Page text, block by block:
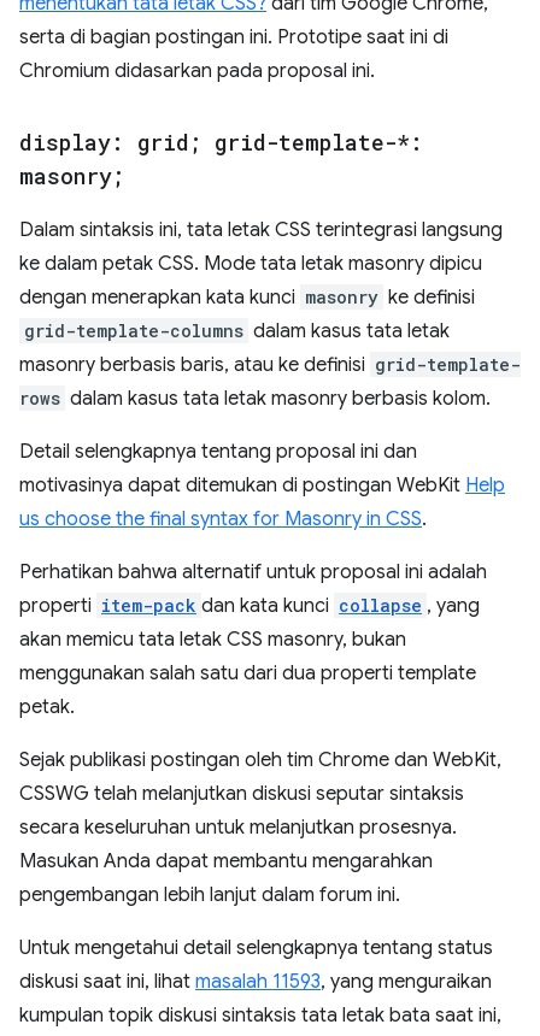
serta di bagian postingan ini. Prototipe saat ini di
Chromium didasarkan pada proposal ini.
display: grid; grid-template-*:
masonry;
Dalam sintaksis ini, tata letak CSS terintegrasi langsung
ke dalam petak CSS. Mode tata letak masonry dipicu
dengan menerapkan kata kunci masonry ke definisi
grid-template-columns dalam kasus tata letak
masonry berbasis baris, atau ke definisi grid-template-
rows dalam kasus tata letak masonry berbasis kolom.
Detail selengkapnya tentang proposal ini dan
motivasinya dapat ditemukan di postingan WebKit Help
us choose the final syntax for Masonry in CSS.
Perhatikan bahwa alternatif untuk proposal ini adalah
properti item-pack dan kata kunci collapse , yang
akan memicu tata letak CSS masonry, bukan
menggunakan salah satu dari dua properti template
petak.
Sejak publikasi postingan oleh tim Chrome dan WebKit,
CSSWG telah melanjutkan diskusi seputar sintaksis
secara keseluruhan untuk melanjutkan prosesnya.
Masukan Anda dapat membantu mengarahkan
pengembangan lebih lanjut dalam forum ini.
Untuk mengetahui detail selengkapnya tentang status
diskusi saat ini, lihat masalah 11593, yang menguraikan
kumpulan topik diskusi sintaksis tata letak bata saat ini,